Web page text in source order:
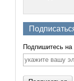
Подпишитесь на